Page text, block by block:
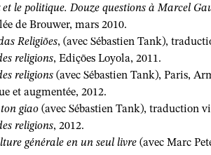
et le politique. Douze questions à Marcel
de Brouwer, mars 2010.
Religiões, (avec Sébastien Tank),
religions, Edições Loyola, 2011.
religions(avec Sébastien Tank), Paris,
et augmentée, 2012.
giao(avec Sébastien Tank), traduction
religions, 2012.
générale en un seul livre(avec Marc